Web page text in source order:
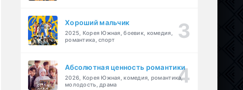
Хороший мальчик
2025, Корея Южная, боевик, комедия,
романтика, спорт
Абсолютная ценность романтики
2026, Корея Южная, комедия, романтика,
молодость, драма